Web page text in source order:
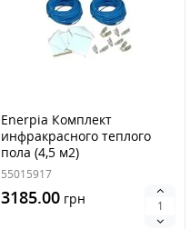
Enerpia Комплект
инфракрасного теплого
пола (4,5 м2)
55015917
3185.00 грн